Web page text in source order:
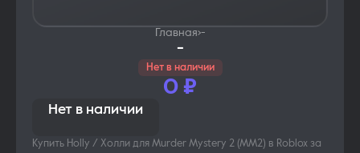
Главная›-
-
Нет в наличии
0 ₽
Нет в наличии
Купить Holly / Холли для Murder Mystery 2 (MM2) в Roblox за